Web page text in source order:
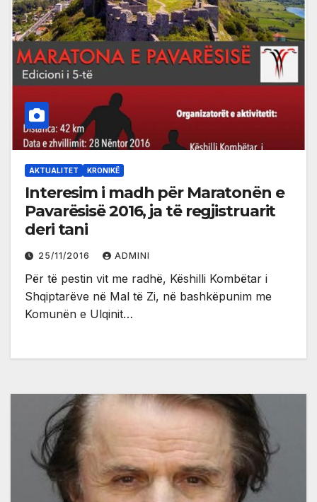
AKTUALITET KRONIKË
Interesim i madh për Maratonën e
Pavarësisë 2016, ja të regjistruarit
deri tani
25/11/2016 ADMINI
Për të pestin vit me radhë, Këshilli Kombëtar i
Shqiptarëve në Mal të Zi, në bashkëpunim me
Komunën e Ulqinit…